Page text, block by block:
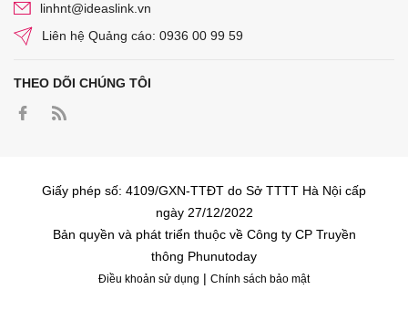
linhnt@ideaslink.vn
Liên hệ Quảng cáo: 0936 00 99 59
THEO DÕI CHÚNG TÔI
Giấy phép số: 4109/GXN-TTĐT do Sở TTTT Hà Nội cấp
ngày 27/12/2022
Bản quyền và phát triển thuộc về Công ty CP Truyền
thông Phunutoday
Điều khoản sử dụng | Chính sách bảo mật